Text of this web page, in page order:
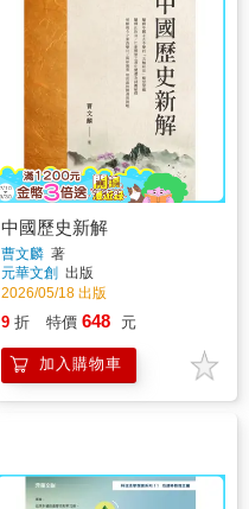
中國歷史新解
曹文麟 著
元華文創 出版
2026/05/18 出版
9 折 特價 648 元
加入購物車